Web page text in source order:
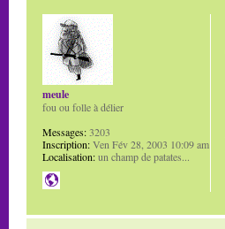
meule
fou ou folle à délier
Messages:3203
Inscription:Ven Fév 28, 2003 10:09 am
Localisation:un champ de patates...